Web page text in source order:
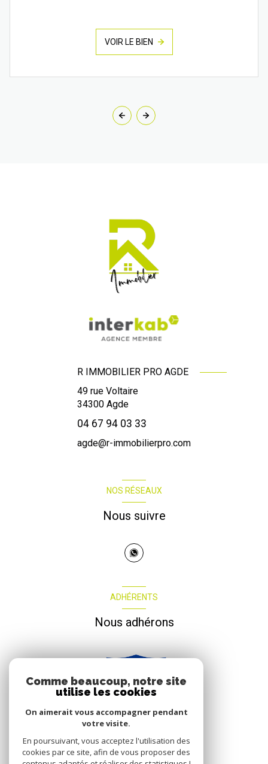
VOIR LE BIEN
R IMMOBILIER PRO AGDE
49 rue Voltaire
34300 Agde
04 67 94 03 33
agde@r-immobilierpro.com
NOS RÉSEAUX
Nous suivre
ADHÉRENTS
Nous adhérons
Comme beaucoup, notre site
utilise les cookies
On aimerait vous accompagner pendant
votre visite.
En poursuivant, vous acceptez l'utilisation des
cookies par ce site, afin de vous proposer des